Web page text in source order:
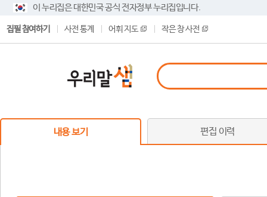
이 누리집은 대한민국 공식 전자정부 누리집입니다.
집필 참여하기 사전 통계 어휘 지도 작은 창 사전
내용 보기 편집 이력